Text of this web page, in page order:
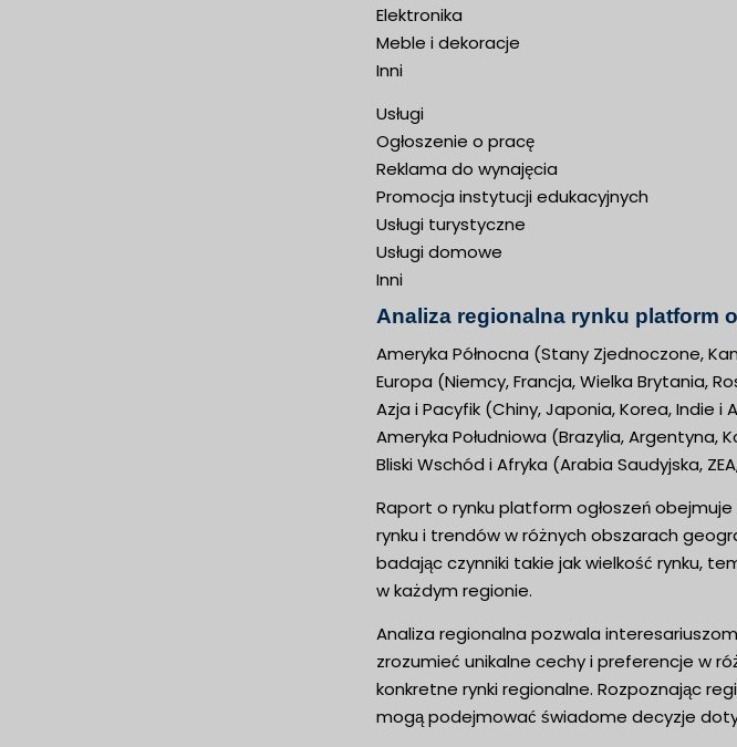
Elektronika
Meble i dekoracje
Inni
Usługi
Ogłoszenie o pracę
Reklama do wynajęcia
Promocja instytucji edukacyjnych
Usługi turystyczne
Usługi domowe
Inni
Analiza regionalna rynku platform
Ameryka Północna (Stany Zjednoczone,
Europa (Niemcy, Francja, Wielka Brytania,
Azja i Pacyfik (Chiny, Japonia, Korea, Indie i
Ameryka Południowa (Brazylia, Argentyna,
Bliski Wschód i Afryka (Arabia Saudyjska,
Raport o rynku platform ogłoszeń
rynku i trendów w różnych obszarach
badając czynniki takie jak wielkość rynku,
w każdym regionie.
Analiza regionalna pozwala
zrozumieć unikalne cechy i preferencje w
konkretne rynki regionalne. Rozpoznając
mogą podejmować świadome decyzje